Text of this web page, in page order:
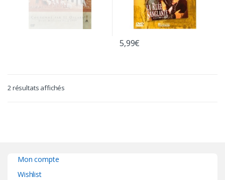
5,99€
2 résultats affichés
Mon compte
Wishlist